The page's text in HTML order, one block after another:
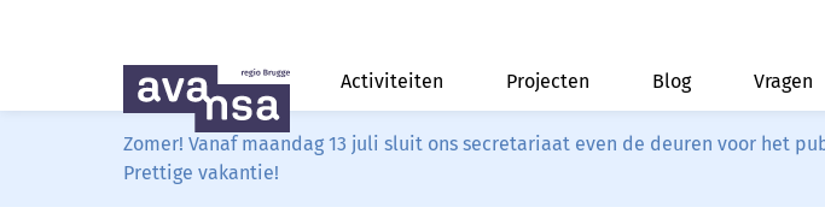
Activiteiten Projecten Blog Vragen
Zomer! Vanaf maandag 13 juli sluit ons secretariaat even de deuren voor het
Prettige vakantie!